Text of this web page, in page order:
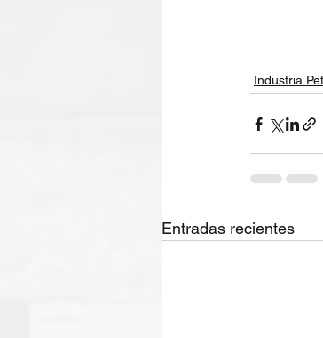
Industria
Entradas recientes